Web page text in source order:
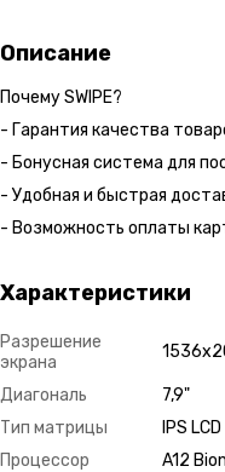
Описание
Почему SWIPE?
- Гарантия качества
- Бонусная система для
- Удобная и быстрая
- Возможность оплаты
Характеристики
Разрешение
экрана
Диагональ
7,9"
Тип матрицы
IPS LCD
Процессор
A12